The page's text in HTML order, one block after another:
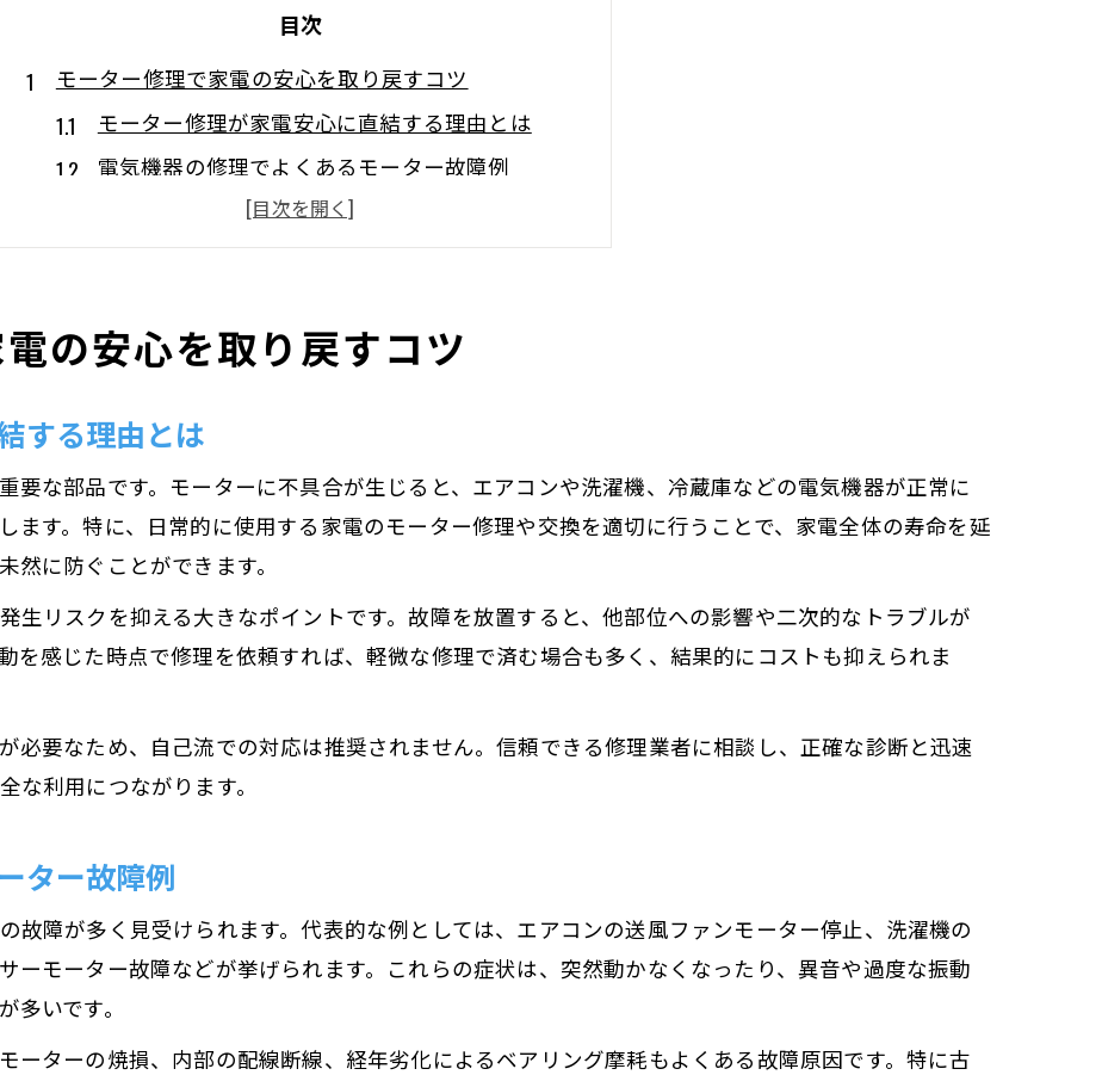
目次
モーター修理で家電の安心を取り戻すコツ
モーター修理が家電安心に直結する理由とは
電気機器の修理でよくあるモーター故障例
モーター交換で生活の利便性を維持する秘訣
電気機器修理業者にモーター相談するポイント
電気機器修理に欠かせないモーター交換の手順
電気機器修理でのモーター取り外し手順解説
適切な部品選びがモーター修理の成否を分ける
モーター取り付け時の電気機器修理注意点
交換後の動作確認で安心のモーター修理を
モーター故障なら修理費用の目安を知ろう
モーター修理費用はどこまでが相場なのか
古い家電モーター修理費用の傾向とポイント
家電修理で追加費用が発生するケース
家電修理を依頼する際のポイント徹底解説
モーター修理依頼時に確認するべき事項
家電修理で持参物や必要書類のチェック方法
電気機器修理先選定時のモーター対応力とは
モーター修理のための相談窓口の使い方
の安心を取り戻すコツ
する理由とは
要な部品です。モーターに不具合が生じると、エアコンや洗濯機、冷蔵庫などの電気機器が正常に
ます。特に、日常的に使用する家電のモーター修理や交換を適切に行うことで、家電全体の寿命を延
に防ぐことができます。
生リスクを抑える大きなポイントです。故障を放置すると、他部位への影響や二次的なトラブルが
を感じた時点で修理を依頼すれば、軽微な修理で済む場合も多く、結果的にコストも抑えられま
必要なため、自己流での対応は推奨されません。信頼できる修理業者に相談し、正確な診断と迅速
な利用につながります。
ター故障例
故障が多く見受けられます。代表的な例としては、エアコンの送風ファンモーター停止、洗濯機の
ーモーター故障などが挙げられます。これらの症状は、突然動かなくなったり、異音や過度な振動
いです。
ーターの焼損、内部の配線断線、経年劣化によるベアリング摩耗もよくある故障原因です。特に古